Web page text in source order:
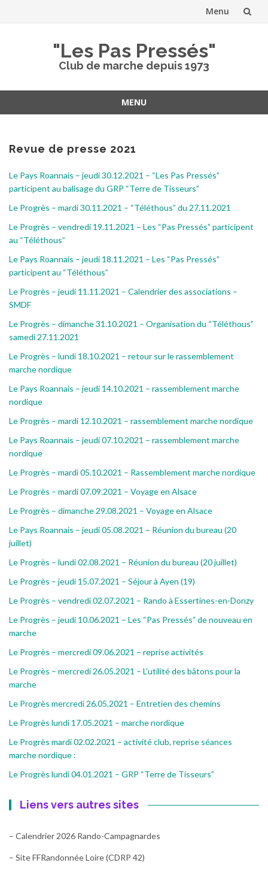
Menu
"Les Pas Pressés"
Club de marche depuis 1973
MENU
contenu
Revue de presse 2021
Le Pays Roannais – jeudi 30.12.2021 – “Les Pas Pressés”
participent au balisage du GRP “Terre de Tisseurs”
Le Progrès – mardi 30.11.2021 – “Téléthous” du 27.11.2021
Le Progrès – vendredi 19.11.2021 – Les “Pas Pressés” participent
au “Téléthous”
Le Pays Roannais – jeudi 18.11.2021 – Les “Pas Pressés”
participent au “Téléthous”
Le Progrès – jeudi 11.11.2021 – Calendrier des associations –
SMDF
Le Progrès – dimanche 31.10.2021 – Organisation du “Téléthous”
samedi 27.11.2021
Le Progrès – lundi 18.10.2021 – retour sur le rassemblement
marche nordique
Le Pays Roannais – jeudi 14.10.2021 – rassemblement marche
nordique
Le Progrès – mardi 12.10.2021 – rassemblement marche nordique
Le Pays Roannais – jeudi 07.10.2021 – rassemblement marche
nordique
Le Progrès – mardi 05.10.2021 – Rassemblement marche nordique
Le Progrès – mardi 07.09.2021 – Voyage en Alsace
Le Progrès – dimanche 29.08.2021 – Voyage en Alsace
Le Pays Roannais – jeudi 05.08.2021 – Réunion du bureau (20
juillet)
Le Progrès – lundi 02.08.2021 – Réunion du bureau (20 juillet)
Le Progrès – jeudi 15.07.2021 – Séjour à Ayen (19)
Le Progrès – vendredi 02.07.2021 – Rando à Essertines-en-Donzy
Le Progrès – jeudi 10.06.2021 – Les “Pas Pressés” de nouveau en
marche
Le Progrès – mercredi 09.06.2021 – reprise activités
Le Progrès – mercredi 26.05.2021 – L’utilité des bâtons pour la
marche
Le Progrès mercredi 26.05.2021 – Entretien des chemins
Le Progrès lundi 17.05.2021 – marche nordique
Le Progrès mardi 02.02.2021 – activité club, reprise séances
marche nordique :
Le Progrès lundi 04.01.2021 – GRP “Terre de Tisseurs”
Liens vers autres sites
– Calendrier 2026 Rando-Campagnardes
– Site FFRandonnée Loire (CDRP 42)